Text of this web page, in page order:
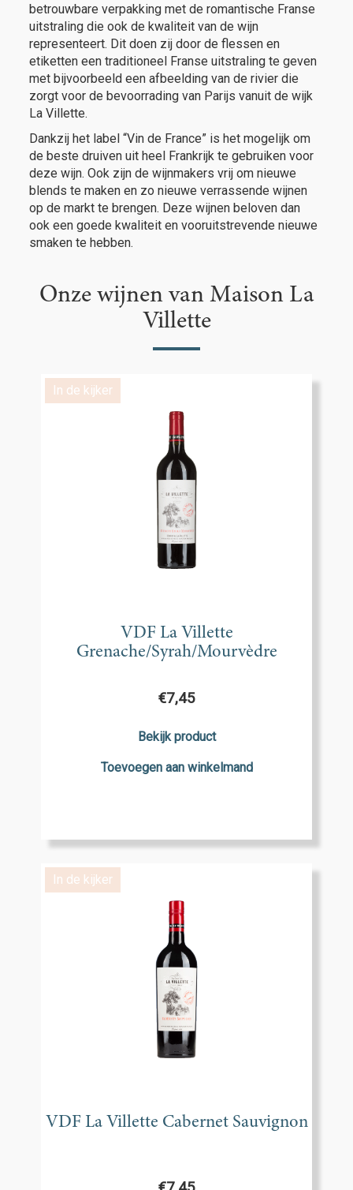
betrouwbare verpakking met de romantische Franse
uitstraling die ook de kwaliteit van de wijn
representeert. Dit doen zij door de flessen en
etiketten een traditioneel Franse uitstraling te geven
met bijvoorbeeld een afbeelding van de rivier die
zorgt voor de bevoorrading van Parijs vanuit de wijk
La Villette.
Dankzij het label “Vin de France” is het mogelijk om
de beste druiven uit heel Frankrijk te gebruiken voor
deze wijn. Ook zijn de wijnmakers vrij om nieuwe
blends te maken en zo nieuwe verrassende wijnen
op de markt te brengen. Deze wijnen beloven dan
ook een goede kwaliteit en vooruitstrevende nieuwe
smaken te hebben.
Onze wijnen van Maison La
Villette
In de kijker
VDF La Villette
Grenache/Syrah/Mourvèdre
€7,45
Bekijk product
Toevoegen aan winkelmand
In de kijker
VDF La Villette Cabernet Sauvignon